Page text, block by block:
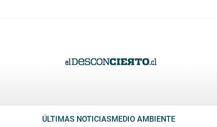
ÚLTIMAS NOTICIASMEDIO AMBIENTE